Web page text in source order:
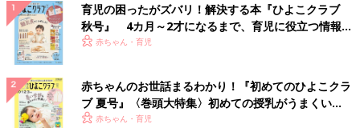
育児の困ったがズバリ！解決する本『ひよこクラブ
秋号』 4カ月～2才になるまで、育児に役立つ情報が
いっぱい！
赤ちゃん・育児
赤ちゃんのお世話まるわかり！『初めてのひよこクラ
ブ 夏号』〈巻頭大特集〉初めての授乳がうまくい
く！ おっぱい・ミルクの基本と夏のトラブル 解決テ
赤ちゃん・育児